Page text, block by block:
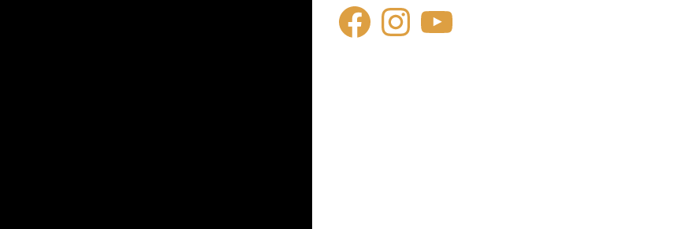
FacebookInstagram